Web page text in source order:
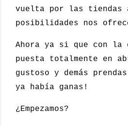
vuelta por las tiendas
posibilidades nos
Ahora ya si que con la
puesta totalmente en
gustoso y demás
ya había ganas!
¿Empezamos?